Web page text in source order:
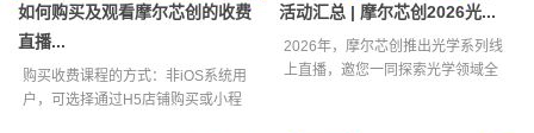
如何购买及观看摩尔芯创的收费
直播...
购买收费课程的方式：非iOS系统用
户，可选择通过H5店铺购买或小程
活动汇总 | 摩尔芯创2026光...
2026年，摩尔芯创推出光学系列线
上直播，邀您一同探索光学领域全